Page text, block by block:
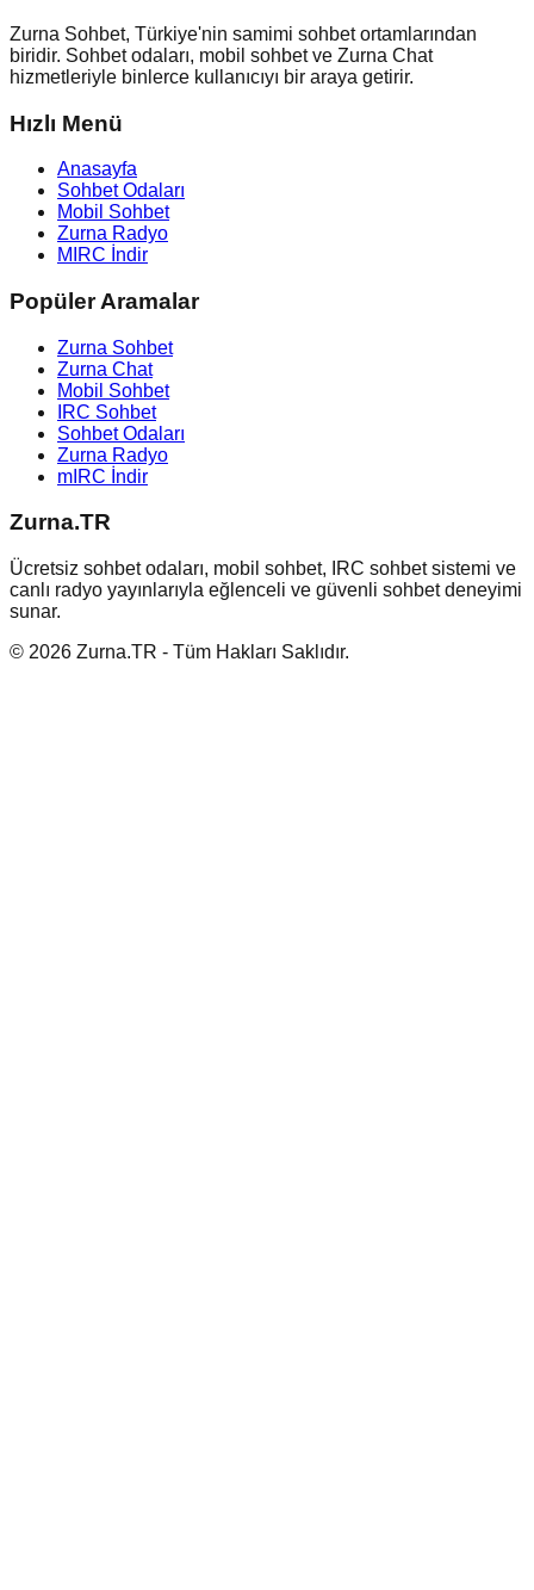
Zurna Sohbet, Türkiye'nin samimi sohbet ortamlarından
biridir. Sohbet odaları, mobil sohbet ve Zurna Chat
hizmetleriyle binlerce kullanıcıyı bir araya getirir.
Hızlı Menü
Anasayfa
Sohbet Odaları
Mobil Sohbet
Zurna Radyo
MIRC İndir
Popüler Aramalar
Zurna Sohbet
Zurna Chat
Mobil Sohbet
IRC Sohbet
Sohbet Odaları
Zurna Radyo
mIRC İndir
Zurna.TR
Ücretsiz sohbet odaları, mobil sohbet, IRC sohbet sistemi ve
canlı radyo yayınlarıyla eğlenceli ve güvenli sohbet deneyimi
sunar.
© 2026 Zurna.TR - Tüm Hakları Saklıdır.